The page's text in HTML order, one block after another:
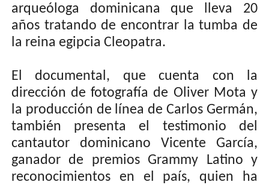
arqueóloga dominicana que lleva 20
años tratando de encontrar la tumba de
la reina egipcia Cleopatra.
El documental, que cuenta con la
dirección de fotografía de Oliver Mota y
la producción de línea de Carlos Germán,
también presenta el testimonio del
cantautor dominicano Vicente García,
ganador de premios Grammy Latino y
reconocimientos en el país, quien ha